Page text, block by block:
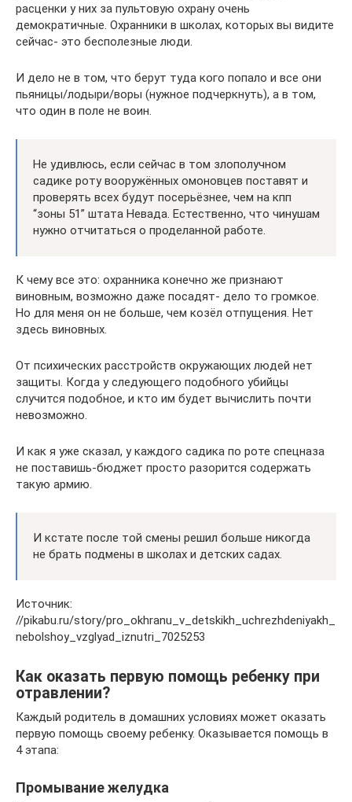
расценки у них за пультовую охрану очень
демократичные. Охранники в школах, которых вы видите
сейчас- это бесполезные люди.
И дело не в том, что берут туда кого попало и все они
пьяницы/лодыри/воры (нужное подчеркнуть), а в том,
что один в поле не воин.
Не удивлюсь, если сейчас в том злополучном
садике роту вооружённых омоновцев поставят и
проверять всех будут посерьёзнее, чем на кпп
“зоны 51” штата Невада. Естественно, что чинушам
нужно отчитаться о проделанной работе.
К чему все это: охранника конечно же признают
виновным, возможно даже посадят- дело то громкое.
Но для меня он не больше, чем козёл отпущения. Нет
здесь виновных.
От психических расстройств окружающих людей нет
защиты. Когда у следующего подобного убийцы
случится подобное, и кто им будет вычислить почти
невозможно.
И как я уже сказал, у каждого садика по роте спецназа
не поставишь-бюджет просто разорится содержать
такую армию.
И кстате после той смены решил больше никогда
не брать подмены в школах и детских садах.
Источник:
//pikabu.ru/story/pro_okhranu_v_detskikh_uchrezhdeniyakh_
nebolshoy_vzglyad_iznutri_7025253
Как оказать первую помощь ребенку при
отравлении?
Каждый родитель в домашних условиях может оказать
первую помощь своему ребенку. Оказывается помощь в
4 этапа:
Промывание желудка